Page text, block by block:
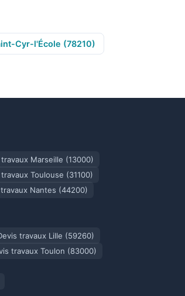
Cyr-l'École (78210)
travaux Marseille (13000)
Toulouse (31100)
Nantes (44200)
travaux Lille (59260)
travaux Toulon (83000)